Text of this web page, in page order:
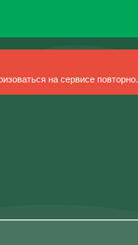
на сервисе повторно.